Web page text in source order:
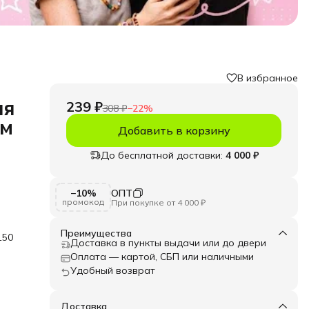
В избранное
239 ₽308 ₽−22%
Добавить в корзину
До бесплатной доставки: 4 000 ₽
−10%
промокод
ОПТ
При покупке от 4 000 ₽
Преимущества
Доставка в пункты выдачи или до двери
Оплата — картой, СБП или наличными
Удобный возврат
Доставка